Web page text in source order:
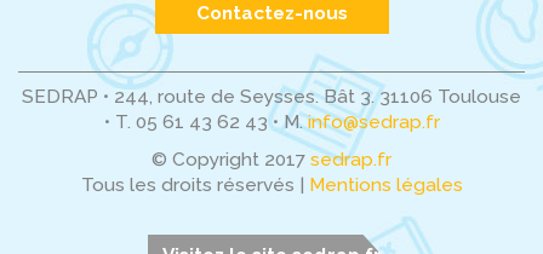
Contactez-nous
SEDRAP • 244, route de Seysses. Bât 3. 31106 Toulouse
• T. 05 61 43 62 43 •M.info@sedrap.fr
© Copyright 2017 sedrap.fr
Tous les droits réservés |
Mentions légales